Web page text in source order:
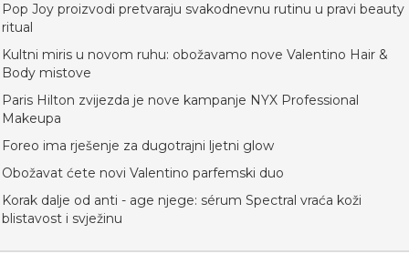
Pop Joy proizvodi pretvaraju svakodnevnu rutinu u pravi beauty
ritual
Kultni miris u novom ruhu: obožavamo nove Valentino Hair &
Body mistove
Paris Hilton zvijezda je nove kampanje NYX Professional
Makeupa
Foreo ima rješenje za dugotrajni ljetni glow
Obožavat ćete novi Valentino parfemski duo
Korak dalje od anti - age njege: sérum Spectral vraća koži
blistavost i svježinu